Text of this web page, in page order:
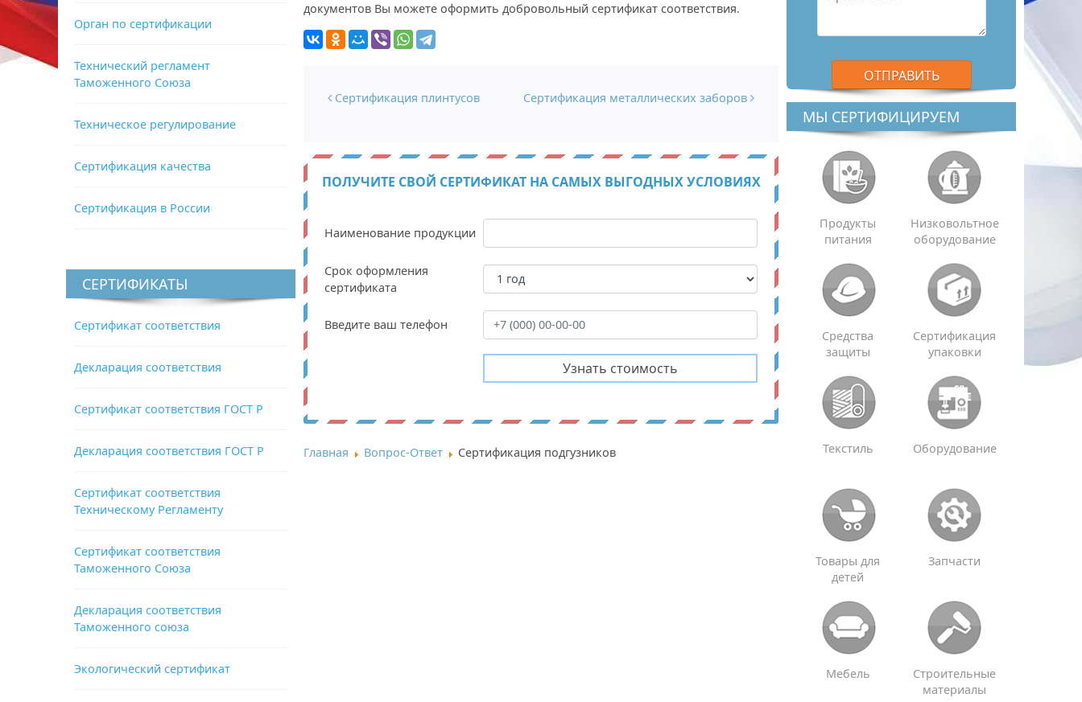
Орган по сертификации
Технический регламент
Таможенного Союза
Техническое регулирование
Сертификация качества
Сертификация в России
СЕРТИФИКАТЫ
Сертификат соответствия
Декларация соответствия
Сертификат соответствия ГОСТ Р
Декларация соответствия ГОСТ Р
Сертификат соответствия
Техническому Регламенту
Сертификат соответствия
Таможенного Союза
Декларация соответствия
Таможенного союза
Экологический сертификат
документов Вы можете оформить добровольный сертификат соответствия.
Навигация по записям
Сертификация плинтусов Сертификация металлических заборов
ПОЛУЧИТЕ СВОЙ СЕРТИФИКАТ НА САМЫХ ВЫГОДНЫХ УСЛОВИЯХ
Наименование продукции
Срок оформления
сертификата
Введите ваш телефон
Главная Вопрос-Ответ Сертификация подгузников
МЫ СЕРТИФИЦИРУЕМ
Продукты
питания
Низковольтное
оборудование
Средства
защиты
Сертификация
упаковки
Текстиль Оборудование
Товары для
детей
Запчасти
Мебель
Строительные
материалы